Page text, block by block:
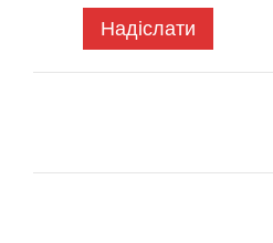
Надіслати